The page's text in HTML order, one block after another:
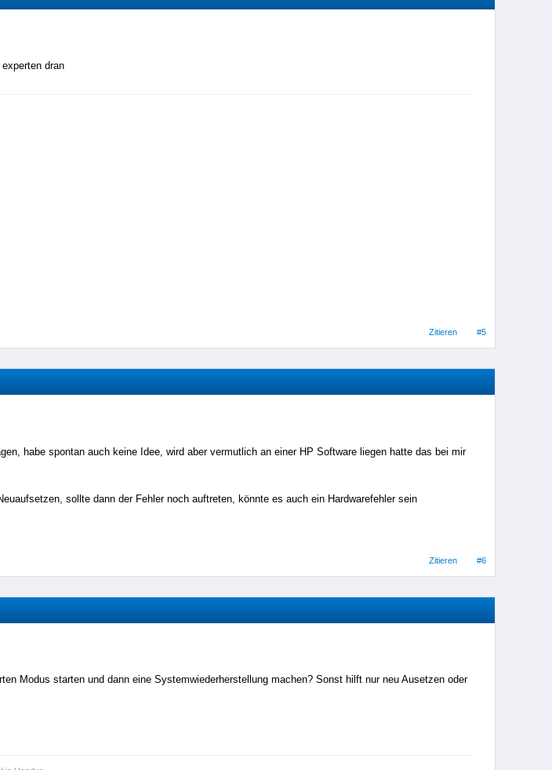
dran
Zitieren #5
habe spontan auch keine Idee, wird aber vermutlich an einer HP Software liegen hatte das bei mir
sollte dann der Fehler noch auftreten, könnte es auch ein Hardwarefehler sein
Zitieren #6
Modus starten und dann eine Systemwiederherstellung machen? Sonst hilft nur neu Ausetzen oder